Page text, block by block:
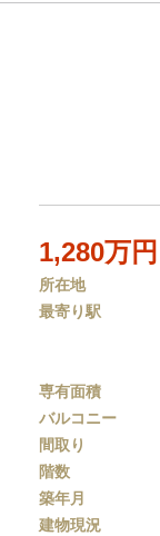
1,280万円
所在地
最寄り駅
専有面積
バルコニー
間取り
階数
築年月
建物現況